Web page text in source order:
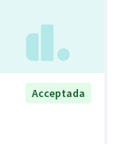
Acceptada